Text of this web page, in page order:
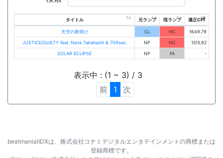
タイトル 元ランプ 現ランプ 適正CPI
天空の夜明け CL HC
1649.79
JUSTICE/GUILTY feat. Nana Takahashi & 709sec.
NP HC
1515.92
SOLAR ECLIPSE
NP FA -
表示中 : (1 ~ 3) / 3
前
1 次
beatmaniaⅡDXは、株式会社コナミデジタルエンタテインメントの商標または
登録商標です。